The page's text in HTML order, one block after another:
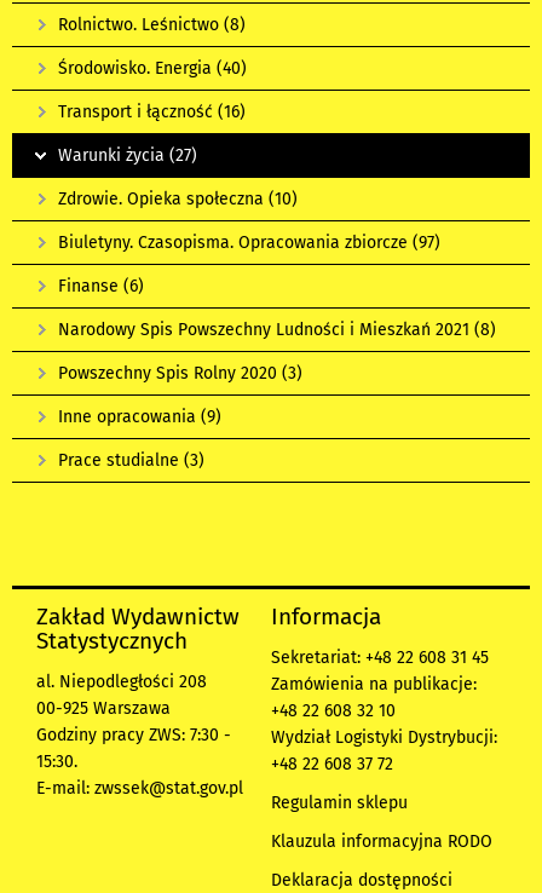
Rolnictwo. Leśnictwo (8)
Środowisko. Energia (40)
Transport i łączność (16)
Warunki życia (27)
Zdrowie. Opieka społeczna (10)
Biuletyny. Czasopisma. Opracowania zbiorcze (97)
Finanse (6)
Narodowy Spis Powszechny Ludności i Mieszkań 2021 (8)
Powszechny Spis Rolny 2020 (3)
Inne opracowania (9)
Prace studialne (3)
Zakład Wydawnictw
Statystycznych
al. Niepodległości 208
00-925 Warszawa
Godziny pracy ZWS: 7:30 -
15:30.
E-mail: zwssek@stat.gov.pl
Informacja
Sekretariat: +48 22 608 31 45
Zamówienia na publikacje:
+48 22 608 32 10
Wydział Logistyki Dystrybucji:
+48 22 608 37 72
Regulamin sklepu
Klauzula informacyjna RODO
Deklaracja dostępności